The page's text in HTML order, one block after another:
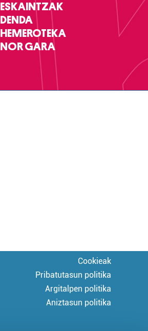
ESKAINTZAK
DENDA
HEMEROTEKA
NOR GARA
Cookieak
Pribatutasun politika
Argitalpen politika
Aniztasun politika